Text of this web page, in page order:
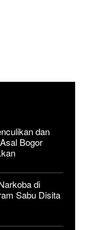
dan
Bogor
di
Sabu Disita